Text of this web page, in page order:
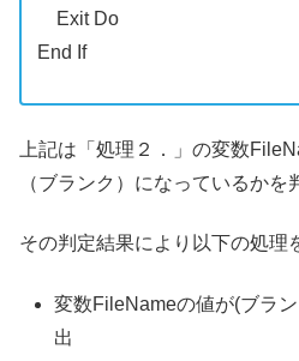
Exit Do
End If
上記は「処理２．」の変数
（ブランク）になっているかを
その判定結果により以下の処理
変数FileNameの値が(ブラ
出